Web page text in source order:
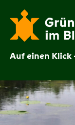
Inhalt
springen
Grünheide
im
Blick
Auf einen